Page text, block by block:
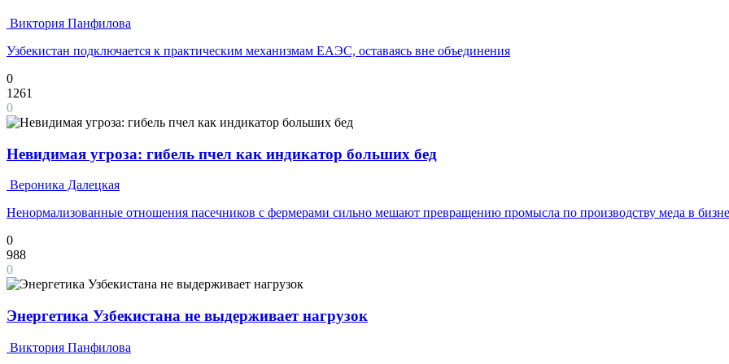
Виктория Панфилова
Узбекистан подключается к практическим механизмам ЕАЭС, оставаясь вне объединения
0
1261
0
Невидимая угроза: гибель пчел как индикатор больших бед
Вероника Далецкая
Ненормализованные отношения пасечников с фермерами сильно мешают превращению промысла по производству меда в
0
988
0
Энергетика Узбекистана не выдерживает нагрузок
Виктория Панфилова